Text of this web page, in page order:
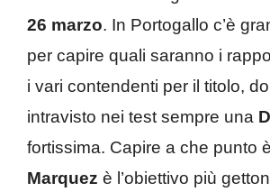
26 marzo. In Portogallo c’è
per capire quali saranno i
i vari contendenti per il titolo,
intravisto nei test sempre una
fortissima. Capire a che punto è
Marquez è l’obiettivo più